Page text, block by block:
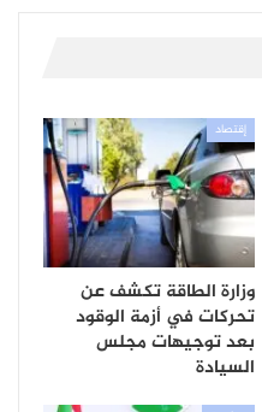
إقتصاد
وزارة الطاقة تكشف عن
تحركات في أزمة الوقود
بعد توجيهات مجلس
السيادة